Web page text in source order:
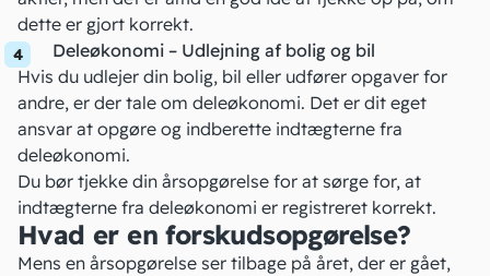
dette er gjort korrekt.
Deleøkonomi – Udlejning af bolig og bil
Hvis du udlejer din bolig, bil eller udfører opgaver for
andre, er der tale om deleøkonomi. Det er dit eget
ansvar at opgøre og indberette indtægterne fra
deleøkonomi.
Du bør tjekke din årsopgørelse for at sørge for, at
indtægterne fra deleøkonomi er registreret korrekt.
Hvad er en forskudsopgørelse?
Mens en årsopgørelse ser tilbage på året, der er gået,